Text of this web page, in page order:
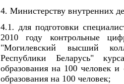
4. Министерству внутренних
4.1. для подготовки
2010 году контрольные
"Могилевский высший
Республики Беларусь"
образования на 100 человек
образования на 100 человек;